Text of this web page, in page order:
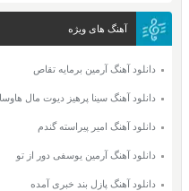
آهنگ های ویژه
دانلود آهنگ آرمین برمایه تقاص
دانلود آهنگ سینا پرهیز دیوت مال هاوسا
دانلود آهنگ امیر پیراسته گندم
دانلود آهنگ آرمین یوسفی دور از تو
دانلود آهنگ پازل بند خبری آمده